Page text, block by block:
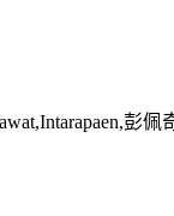
彭佩